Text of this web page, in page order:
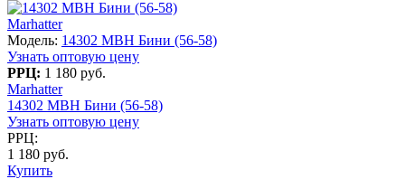
Marhatter
Модель: 14302 MBH Бини (56-58)
Узнать оптовую цену
РРЦ: 1 180 руб.
Marhatter
14302 MBH Бини (56-58)
Узнать оптовую цену
РРЦ:
1 180 руб.
Купить